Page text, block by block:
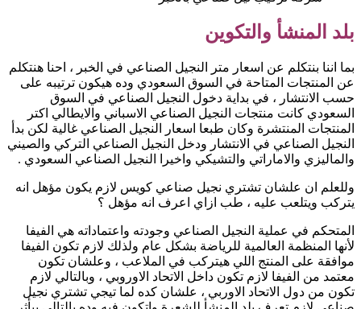
بلد المنشأ والتكوين
بما اننا بنتكلم عن اسعار متر النجيل الصناعي في الخبر ، احنا هنتكلم
عن المنتجات المتاحة في السوق السعودي وده هيكون ترتيبه على
حسب الانتشار ، في بداية دخول النجيل الصناعي في السوق
السعودي كانت منتجات النجيل الصناعي الاسباني والايطالي اكتر
المنتجات المنتشرة وكان طبعا اسعار النجيل الصناعي غالية لكن بدأ
النجيل الصناعي في الانتشار ودخل النجيل الصناعي التركي والصيني
والماليزي والاماراتي والتشيكي واخيرا النجيل الصناعي السعودي .
وللعلم ان علشان تشتري نجيل صناعي كويس لازم يكون مؤهل انه
يتركب ويتلعب عليه ، طب ازاي اعرف انه مؤهل ؟
المتحكم في عملية النجيل الصناعي وجودته واعتماداته هي الفيفا
لأنها المنظمة العالمية للرياضة بشكل عام ولذلك لازم تكون الفيفا
موافقة على المنتج اللي هيتركب في الملاعب ، وعلشان تكون
معتمد من الفيفا لازم تكون داخل الاتحاد الاوروبي ، وبالتالي لازم
تكون من دول الاتحاد الاوربي ، علشان كده لما تيجي تشتري نجيل